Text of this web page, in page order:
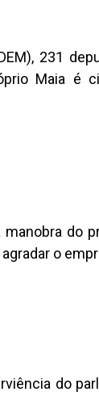
231
Maia é
do
o
do